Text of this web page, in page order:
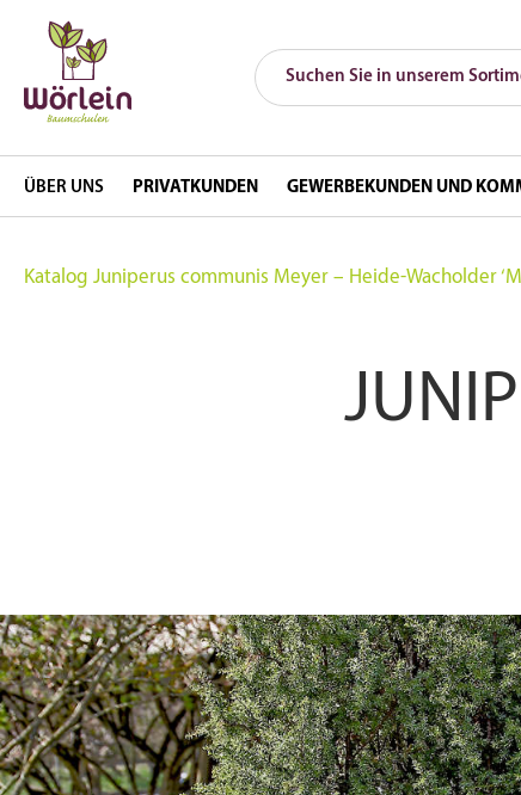
ÜBER UNS PRIVATKUNDEN GEWERBEKUNDEN UND
Katalog Juniperus communis Meyer – Heide-Wacholder